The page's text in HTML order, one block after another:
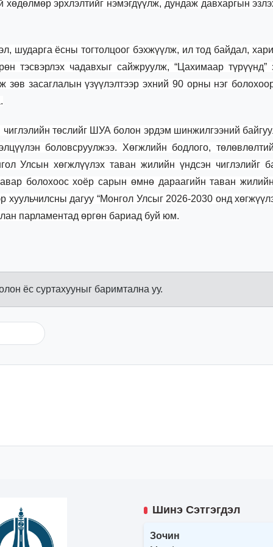
эрхлэлтийг нэмэгдүүлж, дундаж давхаргын
шударга ёсны тогтолцоог бэхжүүлж, ил тод байдал,
тэсвэрлэх чадавхыг сайжруулж, “Цахимаар түрүүнд”
зөв засаглалын үзүүлэлтээр эхний 90 орны нэг
төслийг ШУА болон эрдэм шинжилгээний
боловсруулжээ. Хөгжлийн бодлого,
Улсын хөгжлүүлэх таван жилийн үндсэн чиглэлийг
болохоос хоёр сарын өмнө дараагийн таван
хуульчилсны дагуу “Монгол Улсыг 2026-2030 онд
парламентад өргөн бариад буй юм.
ёс суртахууныг баримтална уу.
Шинэ Сэтгэгдэл
Зочин